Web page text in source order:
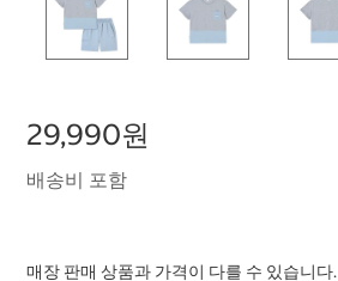
29,990원
배송비 포함
매장 판매 상품과 가격이 다를 수 있습니다.